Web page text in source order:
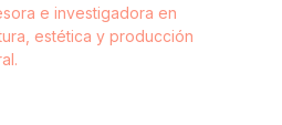
e investigadora en
estética y producción